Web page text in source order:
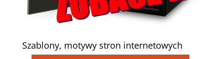
Szablony, motywy stron internetowych